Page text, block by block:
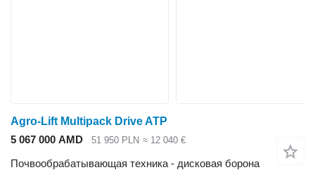
Agro-Lift Multipack Drive ATP
5 067 000 AMD
51 950 PLN ≈ 12 040 €
Почвообрабатывающая техника - дисковая борона